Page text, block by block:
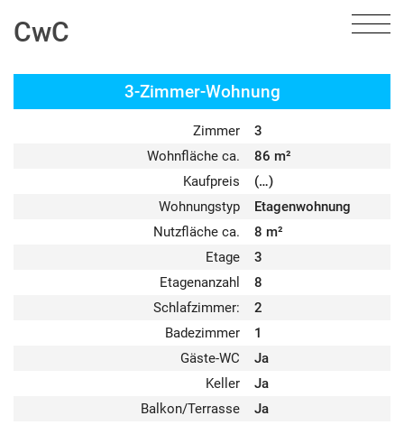
CwC
3-Zimmer-Wohnung
Zimmer
3
Wohnfläche ca.
86 m²
Kaufpreis
(…)
Wohnungstyp
Etagenwohnung
Nutzfläche ca.
8 m²
Etage
3
Etagenanzahl
8
Schlafzimmer:
2
Badezimmer
1
Gäste-WC
Ja
Keller
Ja
Balkon/Terrasse
Ja